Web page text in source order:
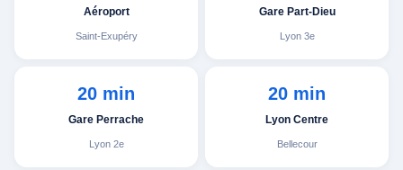
Aéroport
Saint-Exupéry
Gare Part-Dieu
Lyon 3e
20 min
Gare Perrache
Lyon 2e
20 min
Lyon Centre
Bellecour